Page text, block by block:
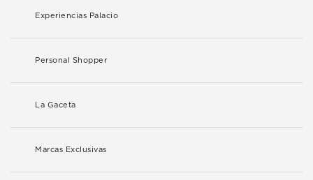
Experiencias Palacio
Personal Shopper
La Gaceta
Marcas Exclusivas